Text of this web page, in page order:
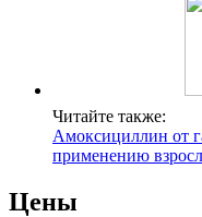
Читайте также:
Амоксициллин от
применению
Цены